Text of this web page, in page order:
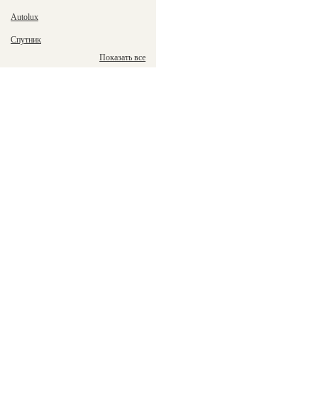
Autolux
Спутник
Показать все